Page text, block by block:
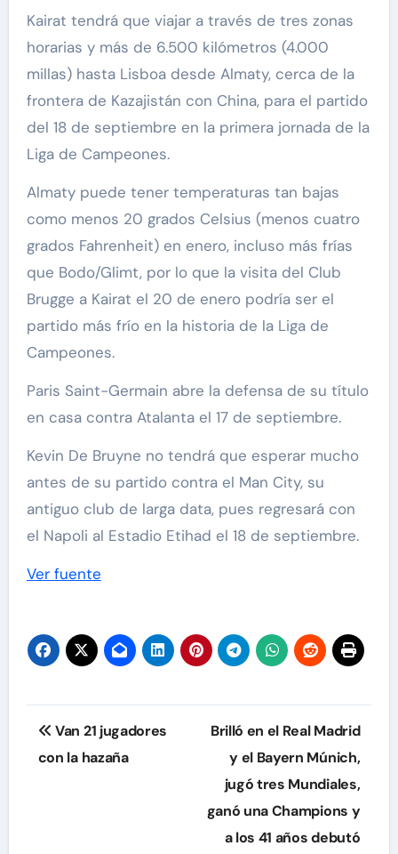
Kairat tendrá que viajar a través de tres zonas
horarias y más de 6.500 kilómetros (4.000
millas) hasta Lisboa desde Almaty, cerca de la
frontera de Kazajistán con China, para el partido
del 18 de septiembre en la primera jornada de la
Liga de Campeones.
Almaty puede tener temperaturas tan bajas
como menos 20 grados Celsius (menos cuatro
grados Fahrenheit) en enero, incluso más frías
que Bodo/Glimt, por lo que la visita del Club
Brugge a Kairat el 20 de enero podría ser el
partido más frío en la historia de la Liga de
Campeones.
Paris Saint-Germain abre la defensa de su título
en casa contra Atalanta el 17 de septiembre.
Kevin De Bruyne no tendrá que esperar mucho
antes de su partido contra el Man City, su
antiguo club de larga data, pues regresará con
el Napoli al Estadio Etihad el 18 de septiembre.
Ver fuente
Navegación
de
Van 21 jugadores
con la hazaña
Brilló en el Real Madrid
y el Bayern Múnich,
jugó tres Mundiales,
ganó una Champions y
a los 41 años debutó